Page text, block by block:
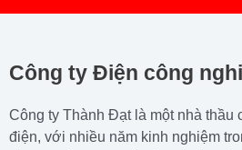
Công ty Điện công
Công ty Thành Đạt là một nhà thầu
điện, với nhiều năm kinh nghiệm